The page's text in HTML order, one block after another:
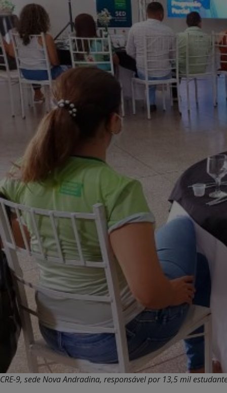
CRE-9, sede Nova Andradina, responsável por 13,5 mil